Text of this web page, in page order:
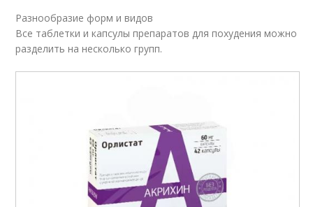
Разнообразие форм и видов
Все таблетки и капсулы препаратов для похудения можно
разделить на несколько групп.